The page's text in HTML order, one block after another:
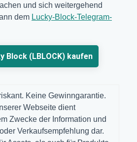
und sich weitergehend
dem Lucky-Block-Telegram-
Block (LBLOCK) kaufen
Keine Gewinngarantie.
Webseite dient
Zwecke der Information und
Verkaufsempfehlung dar.